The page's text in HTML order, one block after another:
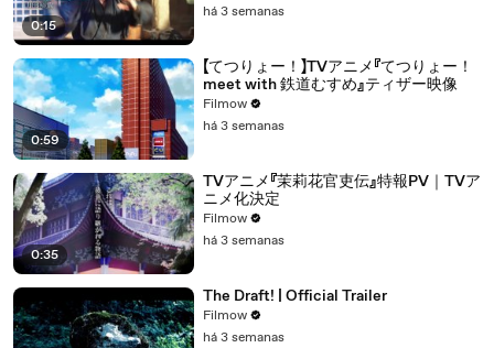
0:15
há 3 semanas
0:59
【てつりょー！】TVアニメ『てつりょー！
meet with 鉄道むすめ』ティザー映像
Filmow
há 3 semanas
0:35
TVアニメ『茉莉花官吏伝』特報PV｜TVア
ニメ化決定
Filmow
há 3 semanas
The Draft! | Official Trailer
Filmow
há 3 semanas